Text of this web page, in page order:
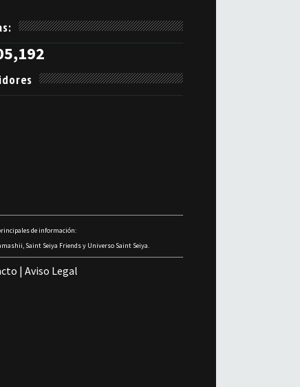
de información:
Saint Seiya Friends y Universo Saint Seiya.
|Aviso Legal